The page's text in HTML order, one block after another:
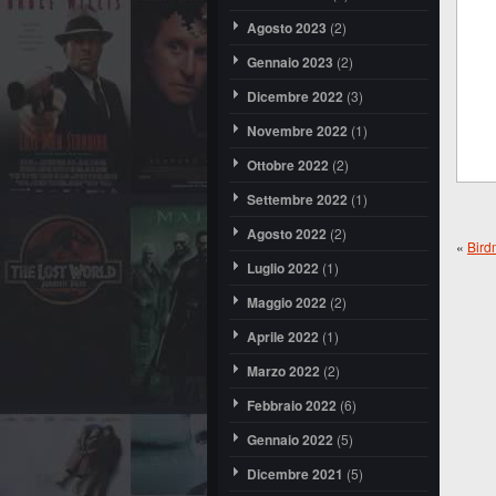
Agosto 2023 (2)
Gennaio 2023 (2)
Dicembre 2022 (3)
Novembre 2022 (1)
Ottobre 2022 (2)
Settembre 2022 (1)
Agosto 2022 (2)
Luglio 2022 (1)
Maggio 2022 (2)
Aprile 2022 (1)
Marzo 2022 (2)
Febbraio 2022 (6)
Gennaio 2022 (5)
Dicembre 2021 (5)
«